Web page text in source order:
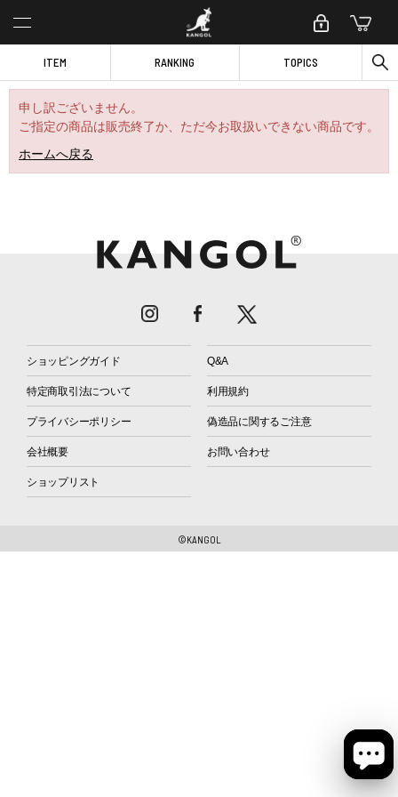
ITEM RANKING TOPICS
申し訳ございません。
ご指定の商品は販売終了か、ただ今お取扱いできない商品です。
ホームへ戻る
ショッピングガイド Q&A
特定商取引法について 利用規約
プライバシーポリシー 偽造品に関するご注意
会社概要 お問い合わせ
ショップリスト
©KANGOL